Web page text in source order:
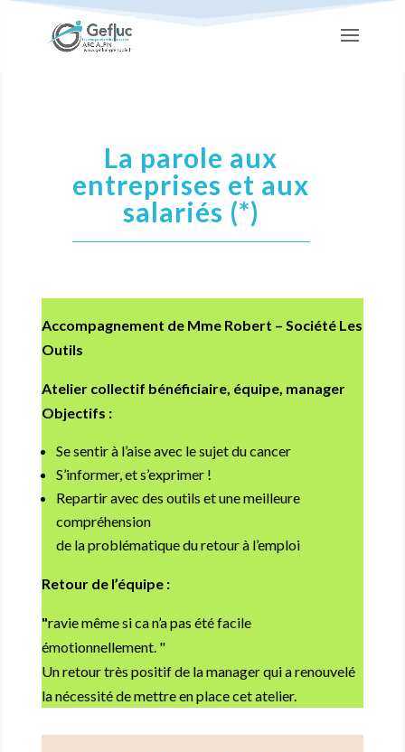
La parole aux
entreprises et aux
salariés (*)
Accompagnement de Mme Robert – Société Les
Outils
Atelier collectif bénéficiaire, équipe, manager
Objectifs :
Se sentir à l’aise avec le sujet du cancer
S’informer, et s’exprimer !
Repartir avec des outils et une meilleure
compréhension
de la problématique du retour à l’emploi
Retour de l’équipe :
"ravie même si ca n’a pas été facile
émotionnellement. "
Un retour très positif de la manager qui a renouvelé
la nécessité de mettre en place cet atelier.